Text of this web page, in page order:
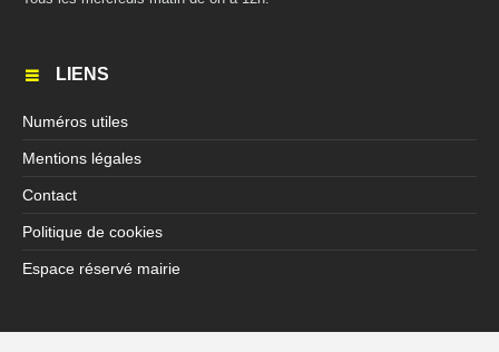
LIENS
Numéros utiles
Mentions légales
Contact
Politique de cookies
Espace réservé mairie